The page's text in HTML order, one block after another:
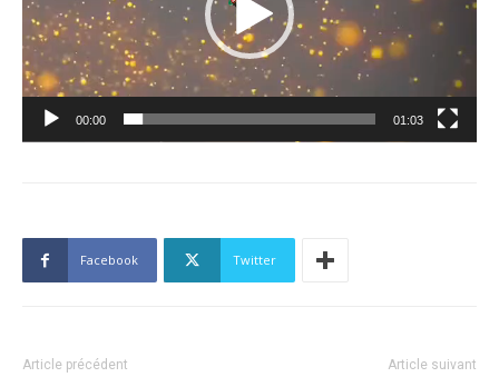
00:00 01:03
Facebook Twitter
Article précédent Article suivant